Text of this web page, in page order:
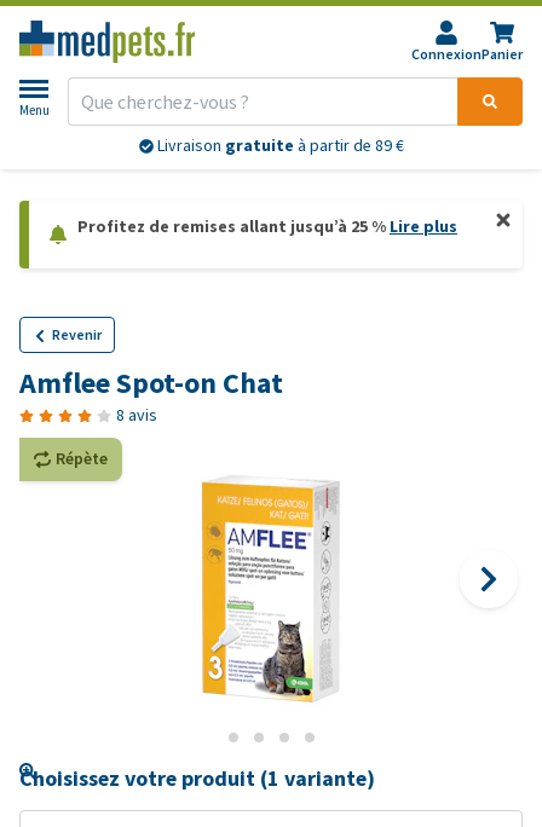
ConnexionPanier
Menu
Livraison gratuite à partir de 89 €
Profitez de remises allant jusqu’à 25 % Lire plus
Revenir
Amflee Spot-on Chat
8 avis
Répète
Choisissez votre produit (1 variante)